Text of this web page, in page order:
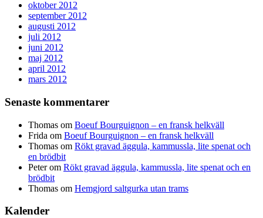
oktober 2012
september 2012
augusti 2012
juli 2012
juni 2012
maj 2012
april 2012
mars 2012
Senaste kommentarer
Thomas om Boeuf Bourguignon – en fransk helkväll
Frida om Boeuf Bourguignon – en fransk helkväll
Thomas om Rökt gravad äggula, kammussla, lite spenat och
en brödbit
Peterom Rökt gravad äggula, kammussla, lite spenat och en
brödbit
Thomas om Hemgjord saltgurka utan trams
Kalender